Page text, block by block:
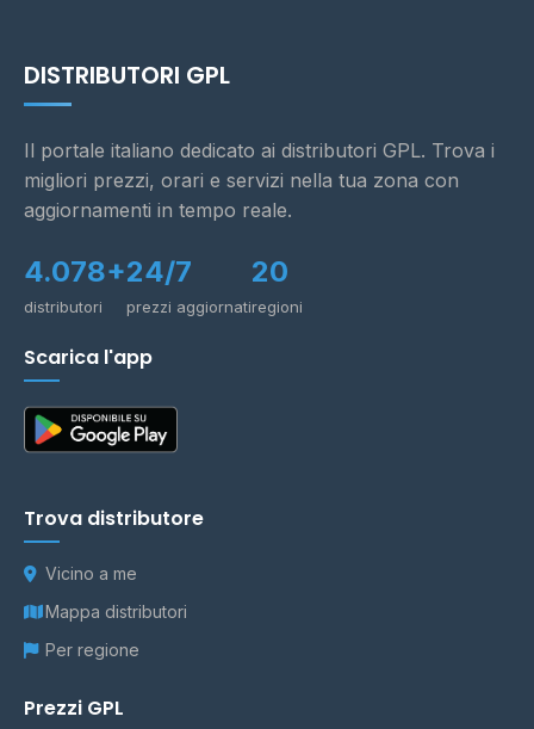
DISTRIBUTORI GPL
Il portale italiano dedicato ai distributori GPL. Trova i
migliori prezzi, orari e servizi nella tua zona con
aggiornamenti in tempo reale.
4.078+
distributori
24/7
prezzi aggiornati
20
regioni
Scarica l'app
Trova distributore
Vicino a me
Mappa distributori
Per regione
Prezzi GPL